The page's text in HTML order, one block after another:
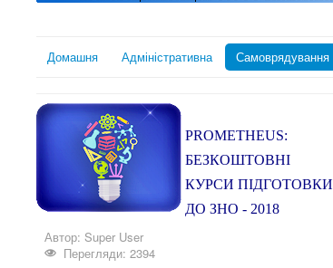
Домашня Адміністративна Самоврядування
PROMETHEUS:
БЕЗКОШТОВНІ
КУРСИ ПІДГОТОВКИ
ДО ЗНО - 2018
Автор: Super User
Перегляди: 2394